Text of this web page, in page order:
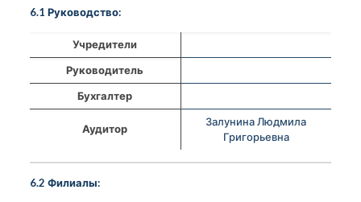
6.1 Руководство:
Учредители
Руководитель
Бухгалтер
Аудитор
Залунина Людмила
Григорьевна
6.2 Филиалы: